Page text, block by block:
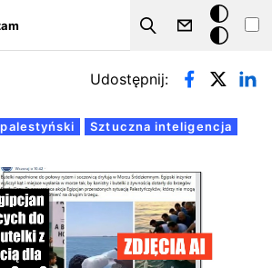
Szukaj
Tryb
ciemny
Sztuczna inteligencja
Udostępnij: